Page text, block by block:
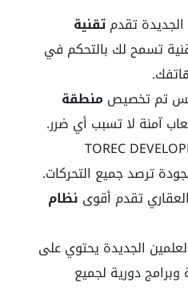
تقنية
تسمح لك بالتحكم في
تم تخصيصمنطقة
آمنة لا تسبب أي ضرر.
ترصد جميع التحركات.
تقدم أقوى نظام
الجديدة يحتوي على
وبرامج دورية لجميع